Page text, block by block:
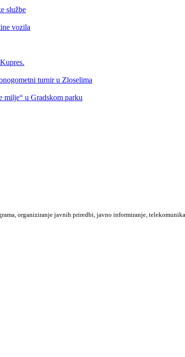
službe
vozila
turnir u Zloselima
milje“ u Gradskom parku
organiziranje javnih priredbi, javno informiranje,